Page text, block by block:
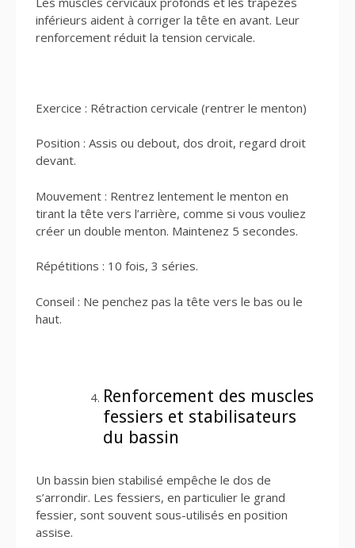
inférieurs aident à corriger la tête en avant. Leur
renforcement réduit la tension cervicale.
Exercice : Rétraction cervicale (rentrer le menton)
Position : Assis ou debout, dos droit, regard droit
devant.
Mouvement : Rentrez lentement le menton en
tirant la tête vers l’arrière, comme si vous vouliez
créer un double menton. Maintenez 5 secondes.
Répétitions : 10 fois, 3 séries.
Conseil : Ne penchez pas la tête vers le bas ou le
haut.
Renforcement des muscles
fessiers et stabilisateurs
du bassin
Un bassin bien stabilisé empêche le dos de
s’arrondir. Les fessiers, en particulier le grand
fessier, sont souvent sous-utilisés en position
assise.